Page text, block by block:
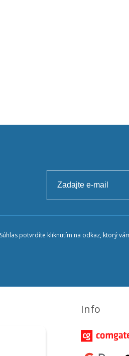
potvrdíte kliknutím na odkaz, ktorý
Info